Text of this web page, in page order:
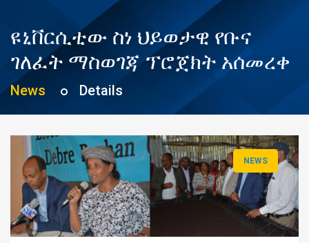
ዩኒቨርሲቲው ስነ ህይወታዊ የቡና
ገለፈት ማስወገጃ ፕሮጀክት አሰመረቀ
News Details
NEWS